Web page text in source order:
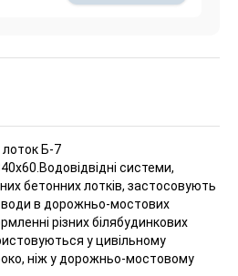
лоток Б-7
Водовідвідні системи,
бетонних лотків, застосовують
в дорожньо-мостових
різних білябудинкових
у цивільному
ніж у дорожньо-мостовому